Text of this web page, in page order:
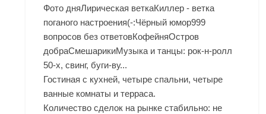
Фото дняЛирическая веткаКиллер - ветка
поганого настроения(-:Чёрный юмор999
вопросов без ответовКофейняОстров
добраСмешарикиМузыка и танцы: рок-н-ролл
50-х, свинг, буги-ву...
Гостиная с кухней, четыре спальни, четыре
ванные комнаты и терраса.
Количество сделок на рынке стабильно: не